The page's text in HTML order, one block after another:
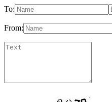
To:
From: